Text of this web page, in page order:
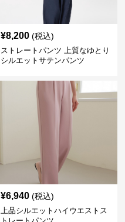
¥8,200 (税込)
ストレートパンツ 上質なゆとり
シルエットサテンパンツ
¥6,940 (税込)
上品シルエットハイウエストス